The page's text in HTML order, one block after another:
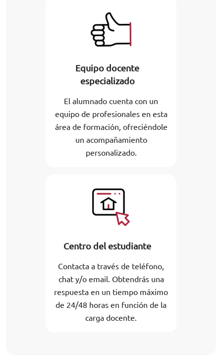
Equipo docente
especializado
El alumnado cuenta con un
equipo de profesionales en esta
área de formación, ofreciéndole
un acompañamiento
personalizado.
Centro del estudiante
Contacta a través de teléfono,
chat y/o email. Obtendrás una
respuesta en un tiempo máximo
de 24/48 horas en función de la
carga docente.